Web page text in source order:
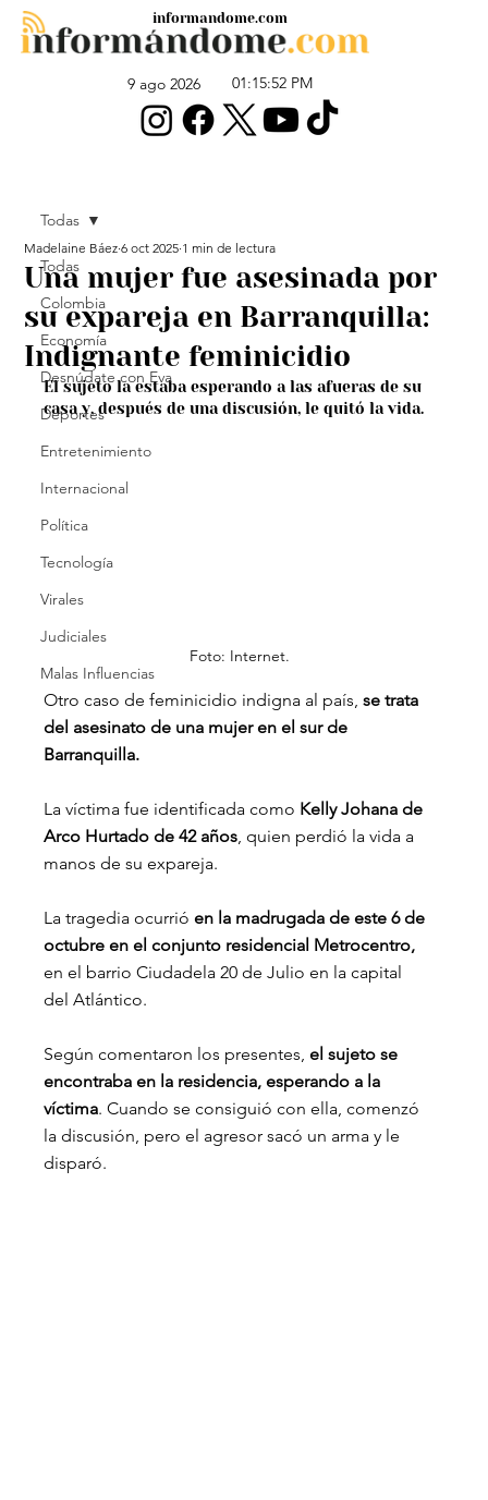
9 ago 2026 01:15:52 PM
informandome.com
Todas
Colombia
Economía
Desnúdate con Eva
Deportes
Entretenimiento
Internacional
Política
Tecnología
Virales
Judiciales
Malas Influencias
Todas
Una mujer fue asesinada por
su expareja en Barranquilla:
Indignante feminicidio
Madelaine Báez 6 oct 2025 1 min de lectura
El sujeto la estaba esperando a las afueras de su
casa y, después de una discusión, le quitó la vida.
Foto: Internet.
Otro caso de feminicidio indigna al país, se trata
del asesinato de una mujer en el sur de
Barranquilla.
La víctima fue identificada como Kelly Johana de
Arco Hurtado de 42 años , quien perdió la vida a
manos de su expareja.
La tragedia ocurrió en la madrugada de este 6 de
octubre en el conjunto residencial Metrocentro,
en el barrio Ciudadela 20 de Julio en la capital
del Atlántico.
Según comentaron los presentes, el sujeto se
encontraba en la residencia, esperando a la
víctima. Cuando se consiguió con ella, comenzó
la discusión, pero el agresor sacó un arma y le
disparó.